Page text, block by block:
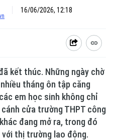
16/06/2026, 12:18
kết thúc. Những ngày chờ
tháng ôn tập căng
em học sinh không chỉ
cửa trường THPT công
đang mở ra, trong đó
thị trường lao động.